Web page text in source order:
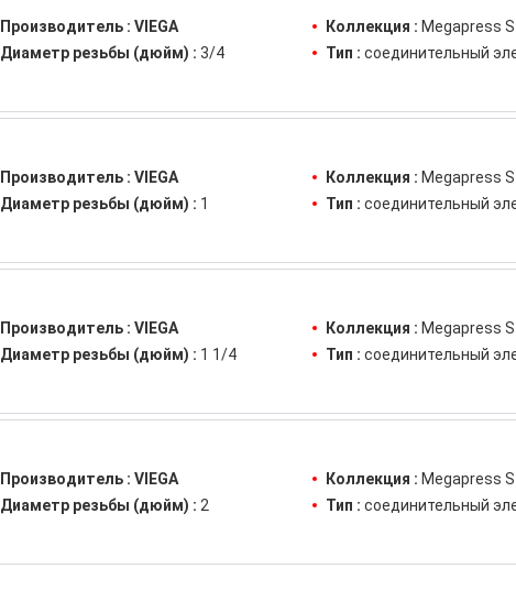
Производитель : VIEGA Коллекция : Megapress S
Диаметр резьбы (дюйм) : 3/4 Тип : соединительный
Производитель : VIEGA Коллекция : Megapress S
Диаметр резьбы (дюйм) : 1 Тип : соединительный
Производитель : VIEGA Коллекция : Megapress S
Диаметр резьбы (дюйм) : 1 1/4 Тип : соединительный
Производитель : VIEGA Коллекция : Megapress S
Диаметр резьбы (дюйм) : 2 Тип : соединительный